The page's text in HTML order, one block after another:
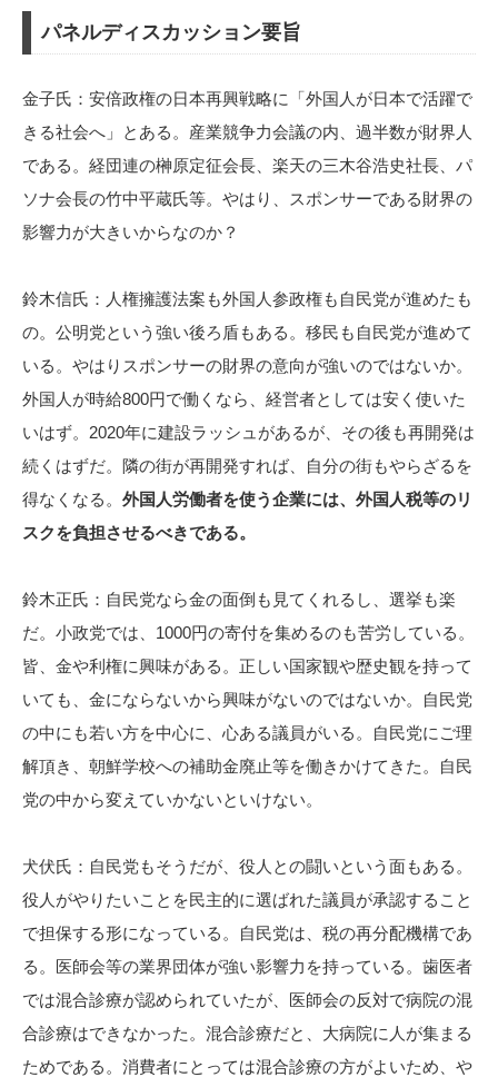
パネルディスカッション要旨
金子氏：安倍政権の日本再興戦略に「外国人が日本で活躍で
きる社会へ」とある。産業競争力会議の内、過半数が財界人
である。経団連の榊原定征会長、楽天の三木谷浩史社長、パ
ソナ会長の竹中平蔵氏等。やはり、スポンサーである財界の
影響力が大きいからなのか？
鈴木信氏：人権擁護法案も外国人参政権も自民党が進めたも
の。公明党という強い後ろ盾もある。移民も自民党が進めて
いる。やはりスポンサーの財界の意向が強いのではないか。
外国人が時給800円で働くなら、経営者としては安く使いた
いはず。2020年に建設ラッシュがあるが、その後も再開発は
続くはずだ。隣の街が再開発すれば、自分の街もやらざるを
得なくなる。 外国人労働者を使う企業には、外国人税等のリ
スクを負担させるべきである。
鈴木正氏：自民党なら金の面倒も見てくれるし、選挙も楽
だ。小政党では、1000円の寄付を集めるのも苦労している。
皆、金や利権に興味がある。正しい国家観や歴史観を持って
いても、金にならないから興味がないのではないか。自民党
の中にも若い方を中心に、心ある議員がいる。自民党にご理
解頂き、朝鮮学校への補助金廃止等を働きかけてきた。自民
党の中から変えていかないといけない。
犬伏氏：自民党もそうだが、役人との闘いという面もある。
役人がやりたいことを民主的に選ばれた議員が承認すること
で担保する形になっている。自民党は、税の再分配機構であ
る。医師会等の業界団体が強い影響力を持っている。歯医者
では混合診療が認められていたが、医師会の反対で病院の混
合診療はできなかった。混合診療だと、大病院に人が集まる
ためである。消費者にとっては混合診療の方がよいため、や